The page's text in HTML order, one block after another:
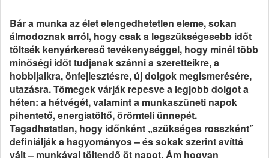
Bár a munka az élet elengedhetetlen eleme, sokan
álmodoznak arról, hogy csak a legszükségesebb időt
töltsék kenyérkereső tevékenységgel, hogy minél több
minőségi időt tudjanak szánni a szeretteikre, a
hobbijaikra, önfejlesztésre, új dolgok megismerésére,
utazásra. Tömegek várják repesve a legjobb dolgot a
héten: a hétvégét, valamint a munkaszüneti napok
pihentető, energiatöltő, örömteli ünnepét.
Tagadhatatlan, hogy időnként „szükséges rosszként”
definiálják a hagyományos – és sokak szerint avíttá
vált – munkával töltendő öt napot. Ám hogyan